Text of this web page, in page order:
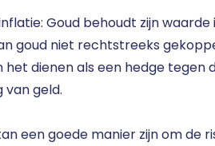
Goud behoudt zijn waarde
goud niet rechtstreeks
het dienen als een hedge tegen
geld.
een goede manier zijn om de